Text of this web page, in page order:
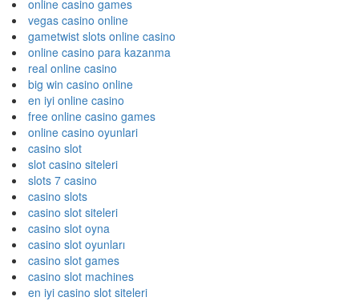
online casino games
vegas casino online
gametwist slots online casino
online casino para kazanma
real online casino
big win casino online
en iyi online casino
free online casino games
online casino oyunlari
casino slot
slot casino siteleri
slots 7 casino
casino slots
casino slot siteleri
casino slot oyna
casino slot oyunları
casino slot games
casino slot machines
en iyi casino slot siteleri